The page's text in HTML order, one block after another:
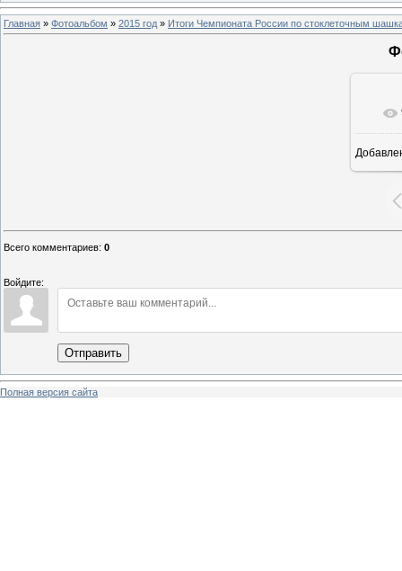
Главная » Фотоальбом » 2015 год » Итоги Чемпионата России по стоклеточным
Всего комментариев: 0
Войдите:
Отправить
Полная версия сайта